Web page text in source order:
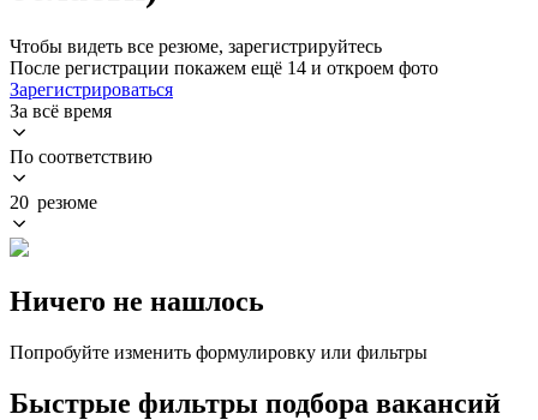
Чтобы видеть все резюме, зарегистрируйтесь
После регистрации покажем ещё 14 и откроем фото
Зарегистрироваться
За всё время
По соответствию
20 резюме
Ничего не нашлось
Попробуйте изменить формулировку или фильтры
Быстрые фильтры подбора вакансий